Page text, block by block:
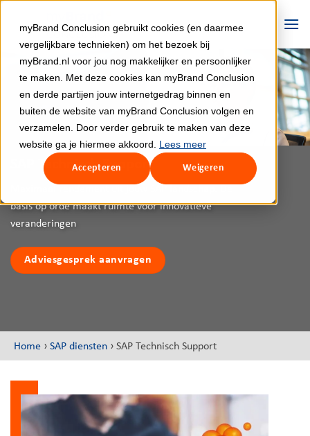
myBrand Conclusion gebruikt cookies (en daarmee
vergelijkbare technieken) om het bezoek bij
myBrand.nl voor jou nog makkelijker en persoonlijker
te maken. Met deze cookies kan myBrand Conclusion
en derde partijen jouw internetgedrag binnen en
buiten de website van myBrand Conclusion volgen en
verzamelen. Door verder gebruik te maken van deze
website ga je hiermee akkoord. Lees meer
Accepteren Weigeren
naar
inhoud
SAP Technisch Support
basis op orde maakt ruimte voor innovatieve
veranderingen
Adviesgesprek aanvragen
Home › SAP diensten › SAP Technisch Support